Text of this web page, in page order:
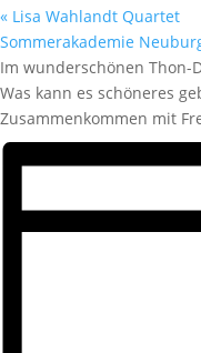
« Lisa Wahlandt Quartet
Sommerakademie
Im wunderschönen Thon-
Was kann es schöneres
Zusammenkommen mit